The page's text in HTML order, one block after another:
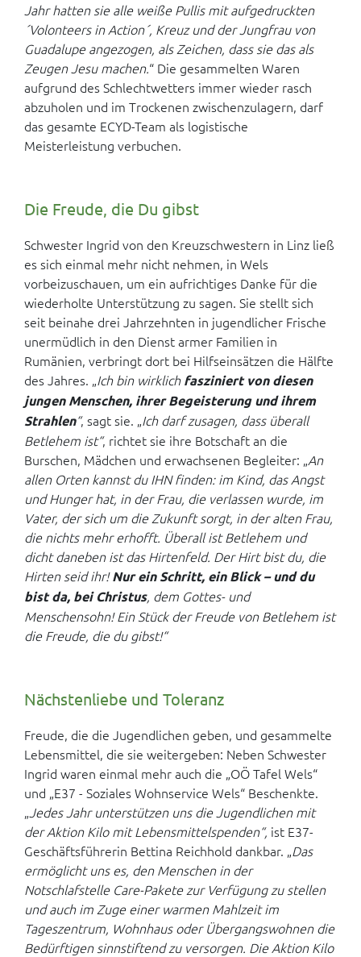
Jahr hatten sie alle weiße Pullis mit aufgedruckten
´Volonteers in Action´, Kreuz und der Jungfrau von
Guadalupe angezogen, als Zeichen, dass sie das als
Zeugen Jesu machen.“ Die gesammelten Waren
aufgrund des Schlechtwetters immer wieder rasch
abzuholen und im Trockenen zwischenzulagern, darf
das gesamte ECYD-Team als logistische
Meisterleistung verbuchen.
Die Freude, die Du gibst
Schwester Ingrid von den Kreuzschwestern in Linz ließ
es sich einmal mehr nicht nehmen, in Wels
vorbeizuschauen, um ein aufrichtiges Danke für die
wiederholte Unterstützung zu sagen. Sie stellt sich
seit beinahe drei Jahrzehnten in jugendlicher Frische
unermüdlich in den Dienst armer Familien in
Rumänien, verbringt dort bei Hilfseinsätzen die Hälfte
des Jahres. „Ich bin wirklichfasziniert von diesen
jungen Menschen, ihrer Begeisterung und ihrem
Strahlen“, sagt sie. „Ich darf zusagen, dass überall
Betlehem ist“, richtet sie ihre Botschaft an die
Burschen, Mädchen und erwachsenen Begleiter: „An
allen Orten kannst du IHN finden: im Kind, das Angst
und Hunger hat, in der Frau, die verlassen wurde, im
Vater, der sich um die Zukunft sorgt, in der alten Frau,
die nichts mehr erhofft. Überall ist Betlehem und
dicht daneben ist das Hirtenfeld. Der Hirt bist du, die
Hirten seid ihr!Nur ein Schritt, ein Blick – und du
bist da, bei Christus, dem Gottes- und
Menschensohn! Ein Stück der Freude von Betlehem ist
die Freude, die du gibst!“
Nächstenliebe und Toleranz
Freude, die die Jugendlichen geben, und gesammelte
Lebensmittel, die sie weitergeben: Neben Schwester
Ingrid waren einmal mehr auch die „OÖ Tafel Wels“
und „E37 - Soziales Wohnservice Wels“ Beschenkte.
„Jedes Jahr unterstützen uns die Jugendlichen mit
der Aktion Kilo mit Lebensmittelspenden“, ist E37-
Geschäftsführerin Bettina Reichhold dankbar. „Das
ermöglicht uns es, den Menschen in der
Notschlafstelle Care-Pakete zur Verfügung zu stellen
und auch im Zuge einer warmen Mahlzeit im
Tageszentrum, Wohnhaus oder Übergangswohnen die
Bedürftigen sinnstiftend zu versorgen. Die Aktion Kilo